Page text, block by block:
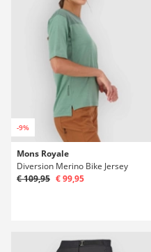
-9%
Mons Royale
Diversion Merino Bike Jersey
€ 109,95 € 99,95